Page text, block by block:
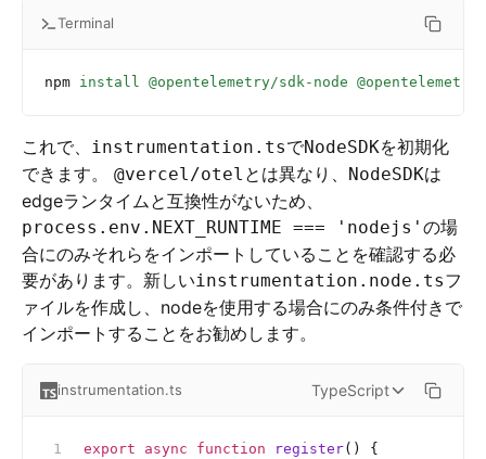
Terminal
npm install @opentelemetry/sdk-node
これで、 instrumentation.tsでNodeSDKを初期化
できます。 @vercel/otel とは異なり、 NodeSDKは
edgeランタイムと互換性がないため、
process.env.NEXT_RUNTIME === 'nodejs' の場
合にのみそれらをインポートしていることを確認する必
要があります。新しいinstrumentation.node.tsフ
ァイルを作成し、nodeを使用する場合にのみ条件付きで
インポートすることをお勧めします。
instrumentation.ts TypeScript
export async function register() {